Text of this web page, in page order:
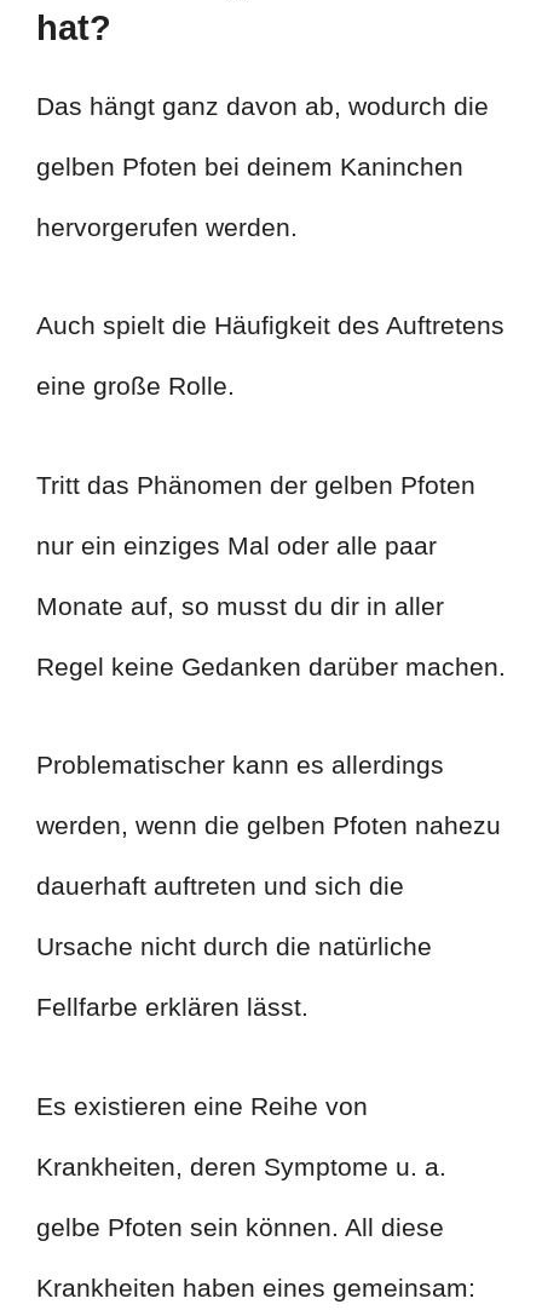
hat?
Das hängt ganz davon ab, wodurch die
gelben Pfoten bei deinem Kaninchen
hervorgerufen werden.
Auch spielt die Häufigkeit des Auftretens
eine große Rolle.
Tritt das Phänomen der gelben Pfoten
nur ein einziges Mal oder alle paar
Monate auf, so musst du dir in aller
Regel keine Gedanken darüber machen.
Problematischer kann es allerdings
werden, wenn die gelben Pfoten nahezu
dauerhaft auftreten und sich die
Ursache nicht durch die natürliche
Fellfarbe erklären lässt.
Es existieren eine Reihe von
Krankheiten, deren Symptome u. a.
gelbe Pfoten sein können. All diese
Krankheiten haben eines gemeinsam: